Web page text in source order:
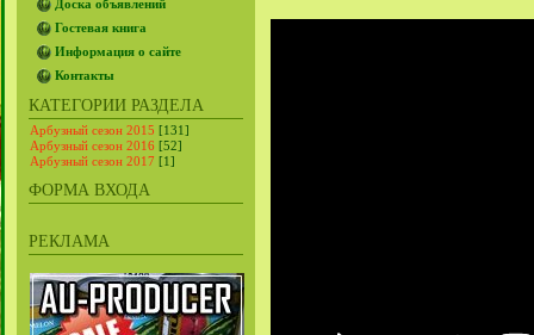
Доска объявлений
Гостевая книга
Информация о сайте
Контакты
КАТЕГОРИИ РАЗДЕЛА
Арбузный сезон 2015 [131]
Арбузный сезон 2016 [52]
Арбузный сезон 2017 [1]
ФОРМА ВХОДА
РЕКЛАМА